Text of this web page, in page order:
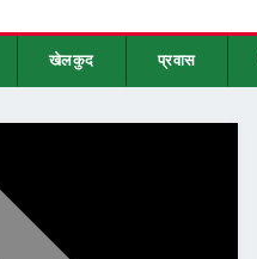
खेलकुद प्रवास